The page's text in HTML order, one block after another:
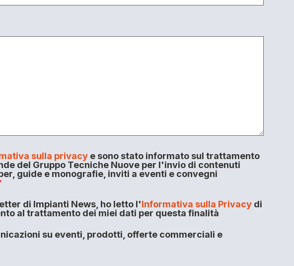
sulla privacye sono stato informato sul trattamento
del Gruppo Tecniche Nuove per l'invio di contenuti
guide e monografie, inviti a eventi e convegni
di Impianti News, ho letto l'Informativa sulla Privacydi
al trattamento dei miei dati per questa finalità
su eventi, prodotti, offerte commerciali e